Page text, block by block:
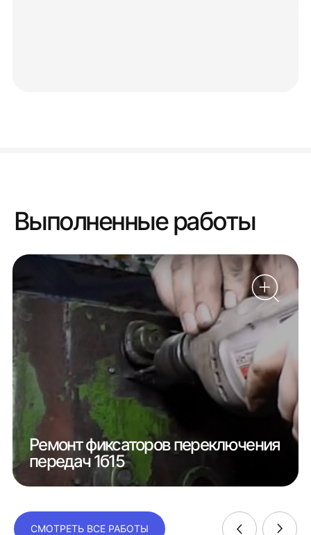
Выполненные работы
Ремонт фиксаторов переключения
передач 1б15
СМОТРЕТЬ ВСЕ РАБОТЫ